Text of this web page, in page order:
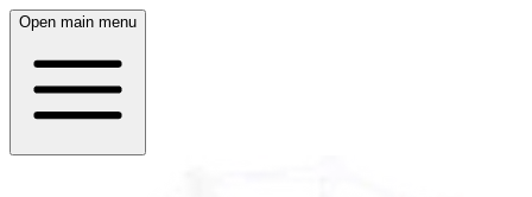
Open main menu